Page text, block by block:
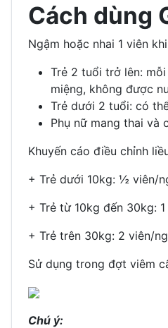
Cách dùng
Ngậm hoặc nhai 1 viên
Trẻ 2 tuổi trở lên:
miệng, không được
Trẻ dưới 2 tuổi: có
Phụ nữ mang thai và
Khuyến cáo điều chỉnh
+ Trẻ dưới 10kg: ½ viên/
+ Trẻ từ 10kg đến 30kg:
+ Trẻ trên 30kg: 2 viên/
Sử dụng trong đợt viêm
Chú ý: